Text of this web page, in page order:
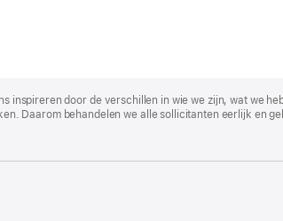
inspireren door de verschillen in wie we zijn, wat we
Daarom behandelen we alle sollicitanten eerlijk en